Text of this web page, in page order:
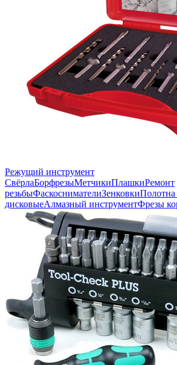
Режущий инструмент
СвёрлаБорфрезыМетчикиПлашкиРемонт
резьбыФаскоснимателиЗенковки
дисковыеАлмазный инструментФрезы